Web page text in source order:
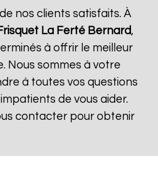
nos clients satisfaits. À
La Ferté Bernard,
à offrir le meilleur
Nous sommes à votre
à toutes vos questions
de vous aider.
contacter pour obtenir